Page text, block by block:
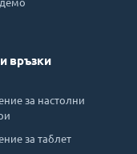
връзки
за настолни
за таблет